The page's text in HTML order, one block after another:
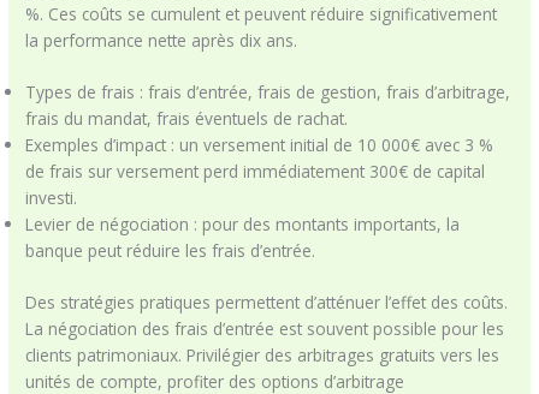
%. Ces coûts se cumulent et peuvent réduire significativement
la performance nette après dix ans.
Types de frais : frais d’entrée, frais de gestion, frais d’arbitrage,
frais du mandat, frais éventuels de rachat.
Exemples d’impact : un versement initial de 10 000€ avec 3 %
de frais sur versement perd immédiatement 300€ de capital
investi.
Levier de négociation : pour des montants importants, la
banque peut réduire les frais d’entrée.
Des stratégies pratiques permettent d’atténuer l’effet des coûts.
La négociation des frais d’entrée est souvent possible pour les
clients patrimoniaux. Privilégier des arbitrages gratuits vers les
unités de compte, profiter des options d’arbitrage